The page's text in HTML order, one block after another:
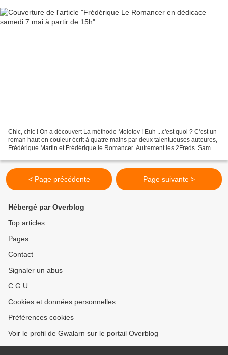
Chic, chic ! On a découvert La méthode Molotov ! Euh ...c'est quoi ? C'est un
roman haut en couleur écrit à quatre mains par deux talentueuses auteures,
Frédérique Martin et Frédérique le Romancer. Autrement les 2Freds. Samedi
< Page précédente Page suivante >
Hébergé par Overblog
Top articles
Pages
Contact
Signaler un abus
C.G.U.
Cookies et données personnelles
Préférences cookies
Voir le profil de Gwalarn sur le portail Overblog